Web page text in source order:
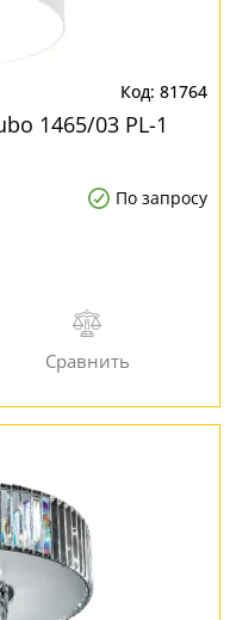
81764
1465/03 PL-1
По запросу